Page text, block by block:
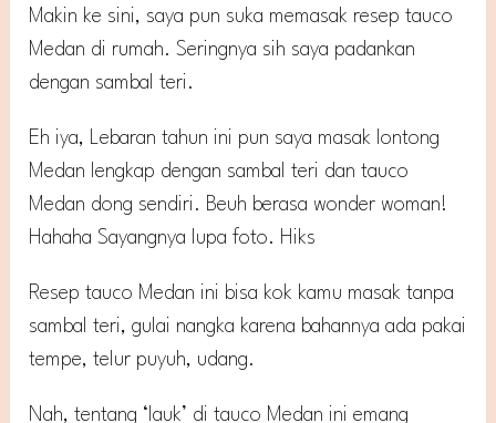
Makin ke sini, saya pun suka memasak resep tauco
Medan di rumah. Seringnya sih saya padankan
dengan sambal teri.
Eh iya, Lebaran tahun ini pun saya masak lontong
Medan lengkap dengan sambal teri dan tauco
Medan dong sendiri. Beuh berasa wonder woman!
Hahaha Sayangnya lupa foto. Hiks
Resep tauco Medan ini bisa kok kamu masak tanpa
sambal teri, gulai nangka karena bahannya ada pakai
tempe, telur puyuh, udang.
Nah, tentang ‘lauk’ di tauco Medan ini emang